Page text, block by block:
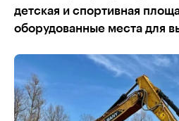
детская и спортивная
оборудованные места для